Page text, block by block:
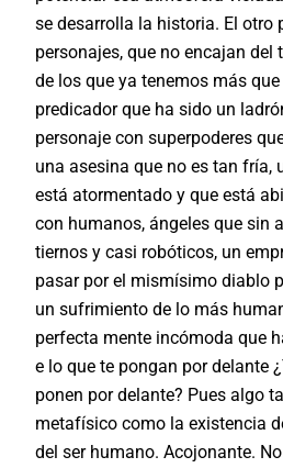
se desarrolla la historia. El otro
personajes, que no encajan del
de los que ya tenemos más
predicador que ha sido un
personaje con superpoderes
una asesina que no es tan fría,
está atormentado y que está
con humanos, ángeles que sin
tiernos y casi robóticos, un
pasar por el mismísimo diablo
un sufrimiento de lo más
perfecta mente incómoda que
e lo que te pongan por delante
ponen por delante? Pues algo
metafísico como la existencia
del ser humano. Acojonante.